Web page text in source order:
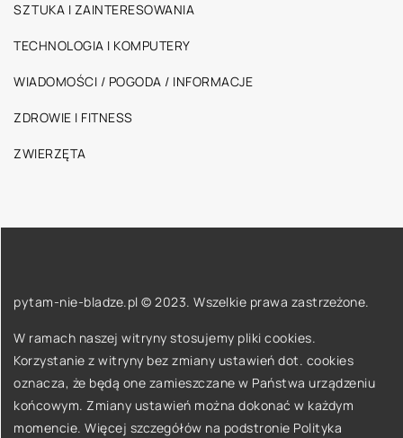
SZTUKA I ZAINTERESOWANIA
TECHNOLOGIA I KOMPUTERY
WIADOMOŚCI / POGODA / INFORMACJE
ZDROWIE I FITNESS
ZWIERZĘTA
pytam-nie-bladze.pl © 2023. Wszelkie prawa zastrzeżone.
W ramach naszej witryny stosujemy pliki cookies.
Korzystanie z witryny bez zmiany ustawień dot. cookies
oznacza, że będą one zamieszczane w Państwa urządzeniu
końcowym. Zmiany ustawień można dokonać w każdym
momencie. Więcej szczegółów na podstronie Polityka